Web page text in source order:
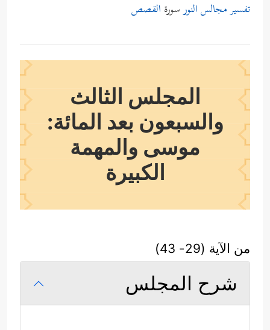
تفسير مجالس النورسورة القصص
المجلس الثالث
والسبعون بعد المائة:
موسى والمهمة
الكبيرة
من الآية (29- 43)
شرح المجلس